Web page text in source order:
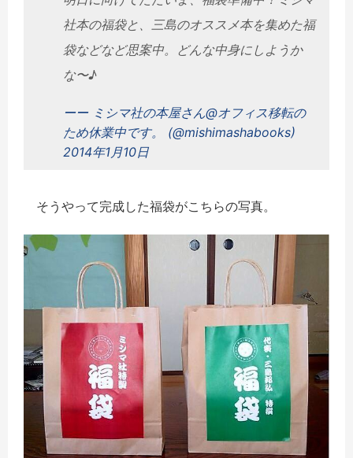
社本の福袋と、三島のオススメ本を集めた福
袋などなど思案中。どんな中身にしようか
な〜♪
ーー ミシマ社の本屋さん@オフィス移転の
ため休業中です。 (@mishimashabooks)
2014年1月10日
そうやって完成した福袋がこちらの写真。